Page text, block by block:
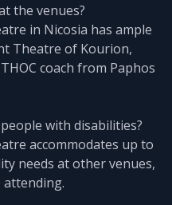
the venues?
in Nicosia has ample
Theatre of Kourion,
coach from Paphos
with disabilities?
accommodates up to
needs at other venues,
attending.